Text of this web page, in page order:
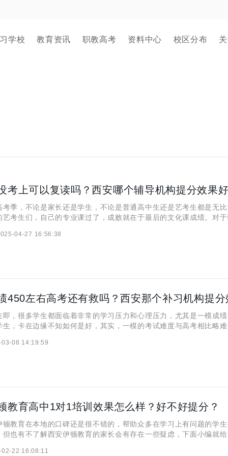
学校 教育资讯 职教高考 资料中心 校区分布
考上可以复读吗？西安哪个辅导机构提分效果
，不论是家长还是学生，不论是普通高中生还是艺考生都是无比
艺考生们，自己的专业课过了，成败就在于最后的文化课成绩。对于
次重拾梦想的希望，那么艺考生没考上可以复读吗？西安哪个辅
04-27 16:56:38
很多学生都面临着非常的学习压力和心理压力，尤其是一模成绩
生，卡在边缘不知如何是好，其实，一模的考试难度与高考相比略难
有救的。 一模成绩450左右高考还有救吗？ 很多面
08 14:19:59
教育高中1对1培训效果怎么样？好不好提分？
育在本地的口碑还是很不错的，帮助众多在学习上有问题的学生
但也有不了解西安伊顿教育的家长会有存在一些疑虑，下面小编就给
22 16:08:11